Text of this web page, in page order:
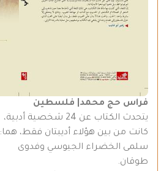
فراس حج محمد| فلسطين
يتحدث الكتاب عن 24 شخصية أدبية،
كانت من بين هؤلاء أديبتان فقط، هما:
سلمى الخضراء الجيوسي وفدوى
طوقان.